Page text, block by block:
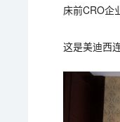
床前CRO企
这是美迪西